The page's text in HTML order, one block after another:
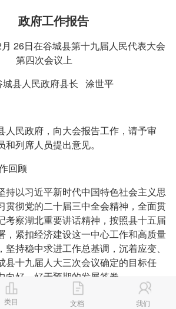
政府工作报告
26日在谷城县第十九届人民代表大会
第四次会议上
城县人民政府县长 涂世平
人民政府，向大会报告工作，请予审
列席人员提出意见。
回顾
持以习近平新时代中国特色社会主义思
贯彻党的二十届三中全会精神，全面贯
考察湖北重要讲话精神，按照县十五届
，紧扣经济建设这一中心工作和高质量
持稳中求进工作总基调，沉着应变、
县十九届人大三次会议确定的目标任
向好、好于预期的发展答卷。
加压奋进，干出了一个气场升腾的谷
类目 文档 我们